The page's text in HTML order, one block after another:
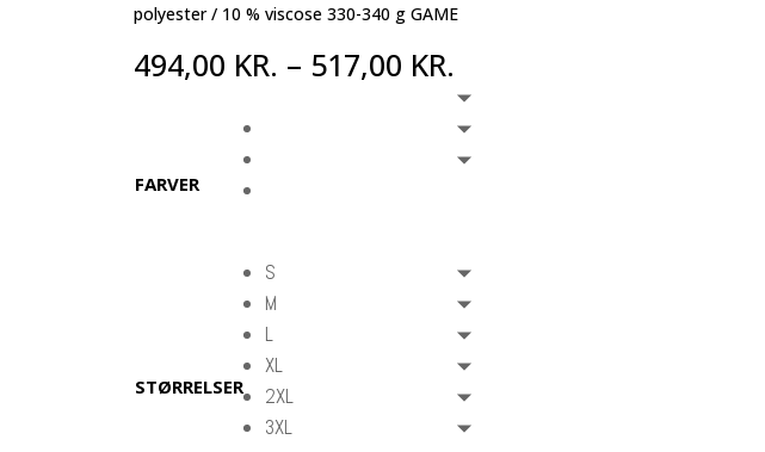
polyester / 10 % viscose 330-340 g GAME
494,00 KR. – 517,00 KR.
FARVER
STØRRELSER
S
M
L
XL
2XL
3XL